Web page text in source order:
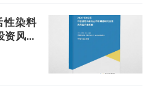
染料
资风险